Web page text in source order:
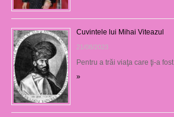
Cuvintele lui Mihai Viteazul
21/08/2023
Pentru a trăi viaţa care ţi-a
»